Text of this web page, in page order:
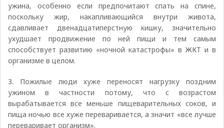
ужина, особенно если предпочитают спать на спине,
поскольку жир, накапливающийся внутри живота,
сдавливает двенадцатиперстную кишку, значительно
ухудшает продвижение по ней пищи и тем самым
способствует развитию «ночной катастрофы» в ЖКТ и в
организме в целом.
3. Пожилые люди хуже переносят нагрузку поздним
ужином в частности потому, что с возрастом
вырабатывается все меньше пищеварительных соков, и
пища ночью все хуже переваривается, а значит «все лучше
переваривает организм».